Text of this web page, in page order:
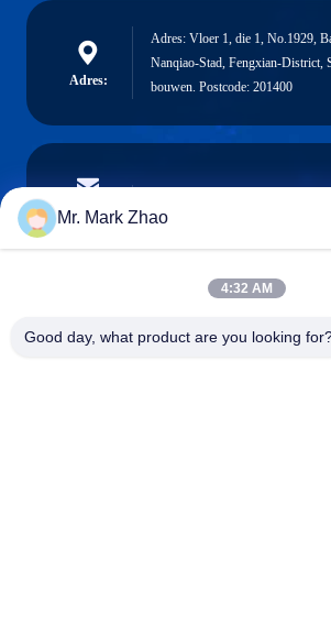
Adres:
Adres: Vloer 1, die 1, No.1929,
Nanqiao-Stad, Fengxian-District,
bouwen. Postcode: 201400
E-mail
Telefoon:
Mr. Mark Zhao
4:32 AM
Good day, what product are you looking